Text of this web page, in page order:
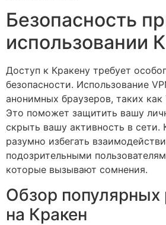
Безопасность
использовании
Доступ к Кракену требует
безопасности. Использование
анонимных браузеров, таких как
Это поможет защитить вашу
скрыть вашу активность в сети.
разумно избегать
подозрительными
которые вызывают сомнения.
Обзор популярных
на Кракен